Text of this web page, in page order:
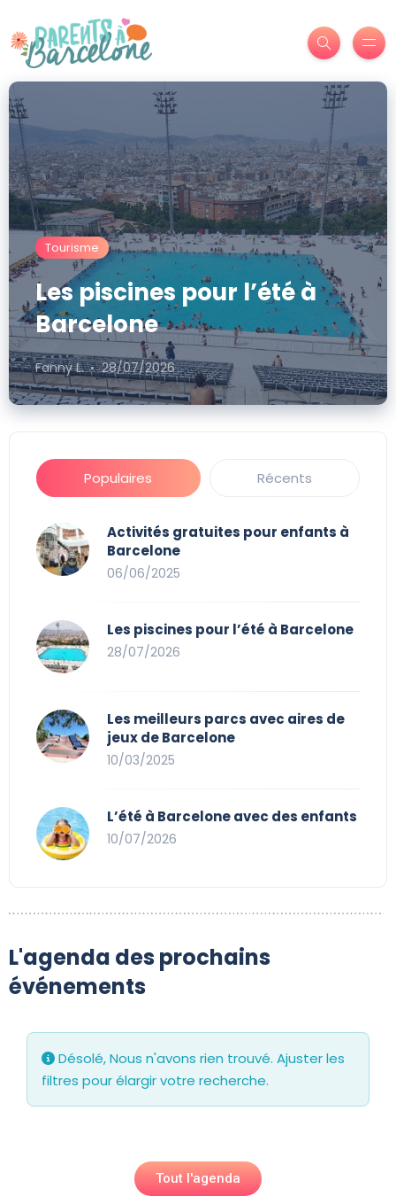
Tourisme
Les piscines pour l’été à
Barcelone
Fanny L. 28/07/2026
Populaires Récents
Activités gratuites pour enfants à
Barcelone
06/06/2025
Les piscines pour l’été à Barcelone
28/07/2026
Les meilleurs parcs avec aires de
jeux de Barcelone
10/03/2025
L’été à Barcelone avec des enfants
10/07/2026
L'agenda des prochains
événements
Désolé, Nous n'avons rien trouvé. Ajuster les
filtres pour élargir votre recherche.
Tout l'agenda